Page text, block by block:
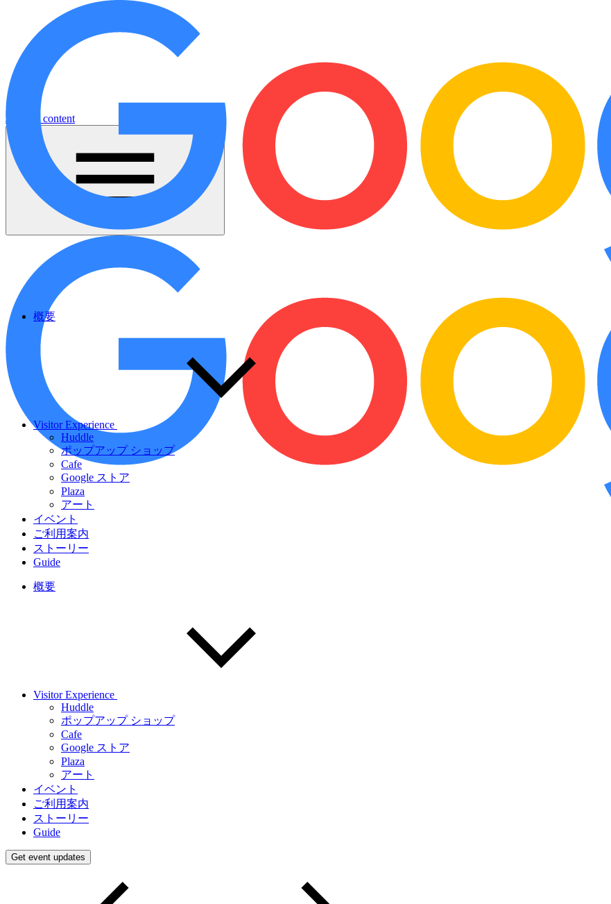
Jump to content
概要
Visitor Experience
Huddle
ポップアップ ショップ
Cafe
Google ストア
Plaza
アート
イベント
ご利用案内
ストーリー
Guide
概要
Visitor Experience
Huddle
ポップアップ ショップ
Cafe
Google ストア
Plaza
アート
イベント
ご利用案内
ストーリー
Guide
Get event updates